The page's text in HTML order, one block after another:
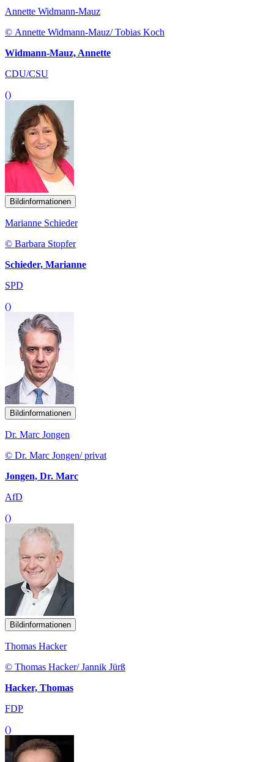
Annette Widmann-Mauz
© Annette Widmann-Mauz/ Tobias Koch
Widmann-Mauz, Annette
CDU/CSU
()
Bildinformationen
Marianne Schieder
© Barbara Stopfer
Schieder, Marianne
SPD
()
Bildinformationen
Dr. Marc Jongen
© Dr. Marc Jongen/ privat
Jongen, Dr. Marc
AfD
()
Bildinformationen
Thomas Hacker
© Thomas Hacker/ Jannik Jürß
Hacker, Thomas
FDP
()